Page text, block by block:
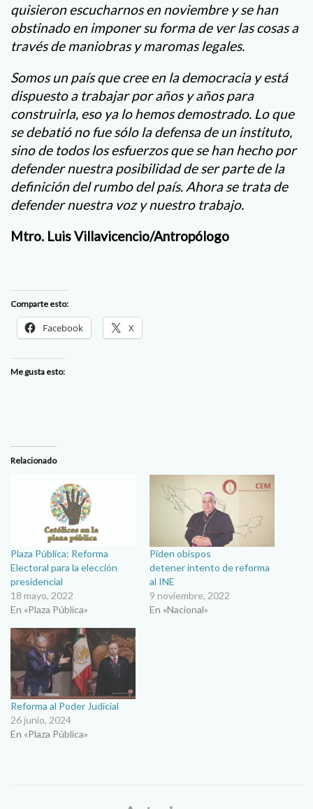
quisieron escucharnos en noviembre y se han
obstinado en imponer su forma de ver las cosas a
través de maniobras y maromas legales.
Somos un país que cree en la democracia y está
dispuesto a trabajar por años y años para
construirla, eso ya lo hemos demostrado. Lo que
se debatió no fue sólo la defensa de un instituto,
sino de todos los esfuerzos que se han hecho por
defender nuestra posibilidad de ser parte de la
definición del rumbo del país. Ahora se trata de
defender nuestra voz y nuestro trabajo.
Mtro. Luis Villavicencio/Antropólogo
Comparte esto:
Facebook X
Me gusta esto:
Relacionado
Plaza Pública: Reforma
Electoral para la elección
presidencial
18 mayo, 2022
En «Plaza Pública»
Piden obispos
detener intento de reforma
al INE
9 noviembre, 2022
En «Nacional»
Reforma al Poder Judicial
26 junio, 2024
En «Plaza Pública»